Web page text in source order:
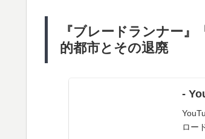
『ブレードランナー
的都市とその退廃
-
ロー